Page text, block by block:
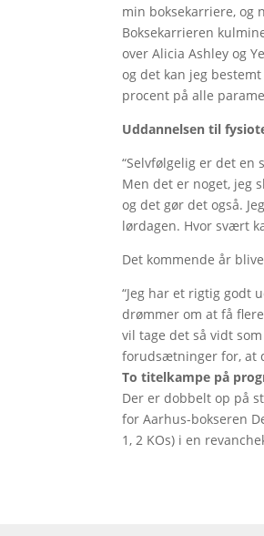
min boksekarriere, og
Boksekarrieren
over Alicia Ashley og
og det kan jeg
procent på alle
Uddannelsen til
“Selvfølgelig er det
Men det er noget, jeg
og det gør det også.
lørdagen. Hvor svært
Det kommende år
“Jeg har et rigtig godt
drømmer om at få
vil tage det så vidt
forudsætninger for, at
To titelkampe på
Der er dobbelt op på
for Aarhus-bokseren
1, 2 KOs) i en